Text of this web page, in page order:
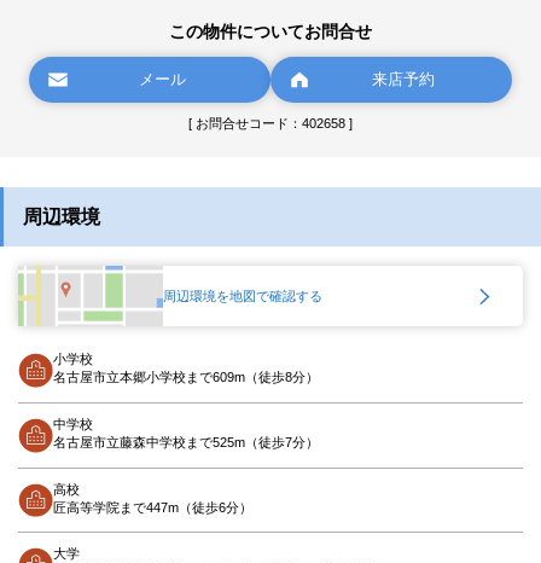
この物件についてお問合せ
メール 来店予約
[ お問合せコード：402658 ]
周辺環境
周辺環境を地図で確認する
小学校
名古屋市立本郷小学校まで609m（徒歩8分）
中学校
名古屋市立藤森中学校まで525m（徒歩7分）
高校
匠高等学院まで447m（徒歩6分）
大学